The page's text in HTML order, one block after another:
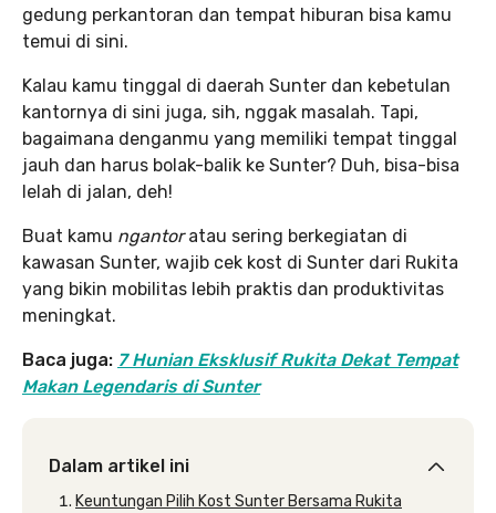
gedung perkantoran dan tempat hiburan bisa kamu
temui di sini.
Kalau kamu tinggal di daerah Sunter dan kebetulan
kantornya di sini juga, sih, nggak masalah. Tapi,
bagaimana denganmu yang memiliki tempat tinggal
jauh dan harus bolak-balik ke Sunter? Duh, bisa-bisa
lelah di jalan, deh!
Buat kamu ngantoratau sering berkegiatan di
kawasan Sunter, wajib cek kost di Sunter dari Rukita
yang bikin mobilitas lebih praktis dan produktivitas
meningkat.
Baca juga: 7 Hunian Eksklusif Rukita Dekat Tempat
Makan Legendaris di Sunter
Dalam artikel ini
Keuntungan Pilih Kost Sunter Bersama Rukita